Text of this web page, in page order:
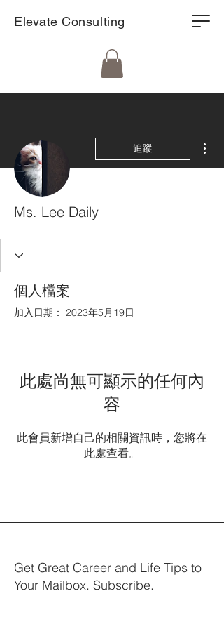
Elevate Consulting
追蹤
Ms. Lee Daily
個人檔案
加入日期： 2023年5月19日
此處尚無可顯示的任何內
容
此會員新增自己的相關資訊時，您將在
此處查看。
Get Great Career and Life Tips to
Your Mailbox. Subscribe.